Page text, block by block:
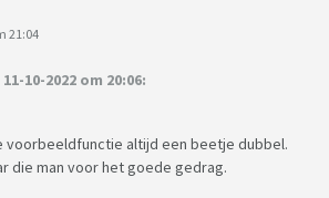
21:04
10-2022 om 20:06:
voorbeeldfunctie altijd een beetje dubbel.
die man voor het goede gedrag.